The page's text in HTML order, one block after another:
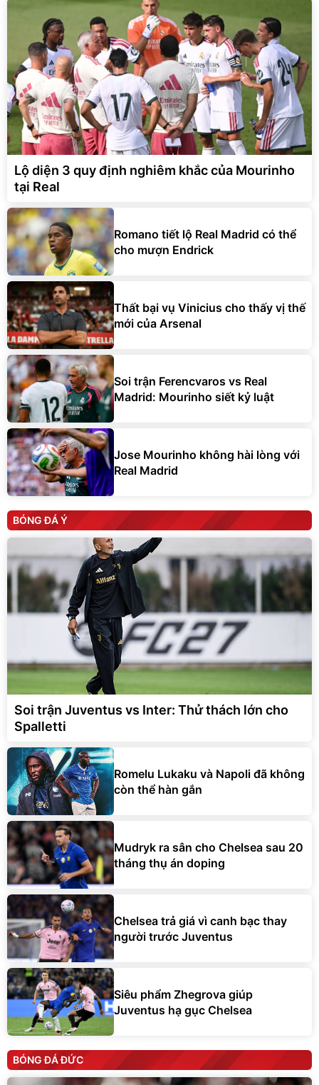
Lộ diện 3 quy định nghiêm khắc của Mourinho
tại Real
Romano tiết lộ Real Madrid có thể
cho mượn Endrick
Thất bại vụ Vinicius cho thấy vị thế
mới của Arsenal
Soi trận Ferencvaros vs Real
Madrid: Mourinho siết kỷ luật
Jose Mourinho không hài lòng với
Real Madrid
BÓNG ĐÁ Ý
Soi trận Juventus vs Inter: Thử thách lớn cho
Spalletti
Romelu Lukaku và Napoli đã không
còn thể hàn gắn
Mudryk ra sân cho Chelsea sau 20
tháng thụ án doping
Chelsea trả giá vì canh bạc thay
người trước Juventus
Siêu phẩm Zhegrova giúp
Juventus hạ gục Chelsea
BÓNG ĐÁ ĐỨC